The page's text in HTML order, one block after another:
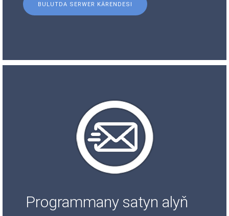
BULUTDA SERWER KÄRENDESI
Programmany satyn alyň